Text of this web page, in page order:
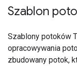
Szablon
Szablony potoków
opracowywania
zbudowany potok,